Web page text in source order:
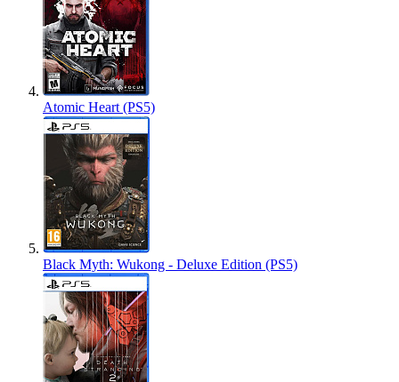
Atomic Heart (PS5)
Black Myth: Wukong - Deluxe Edition (PS5)